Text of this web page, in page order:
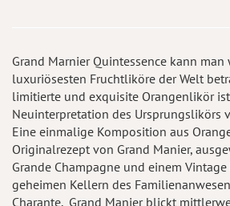
Grand Marnier Quintessence kann
luxuriösesten Fruchtliköre der Welt
limitierte und exquisite Orangenlikör
Neuinterpretation des Ursprungslikörs
Eine einmalige Komposition aus
Originalrezept von Grand Manier,
Grande Champagne und einem Vintage
geheimen Kellern des
Charante. Grand Manier blickt